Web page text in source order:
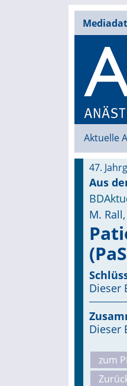
Aktuelle
47.
Aus
M.
Dieser
Dieser
zum